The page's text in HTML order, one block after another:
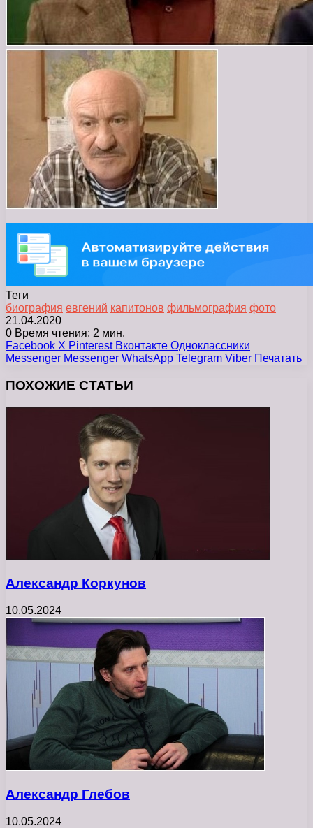
Теги
биография евгений капитонов фильмография фото
21.04.2020
0 Время чтения: 2 мин.
Facebook X Pinterest Вконтакте Одноклассники
Messenger Messenger WhatsApp Telegram Viber Печатать
ПОХОЖИЕ СТАТЬИ
Александр Коркунов
10.05.2024
Александр Глебов
10.05.2024